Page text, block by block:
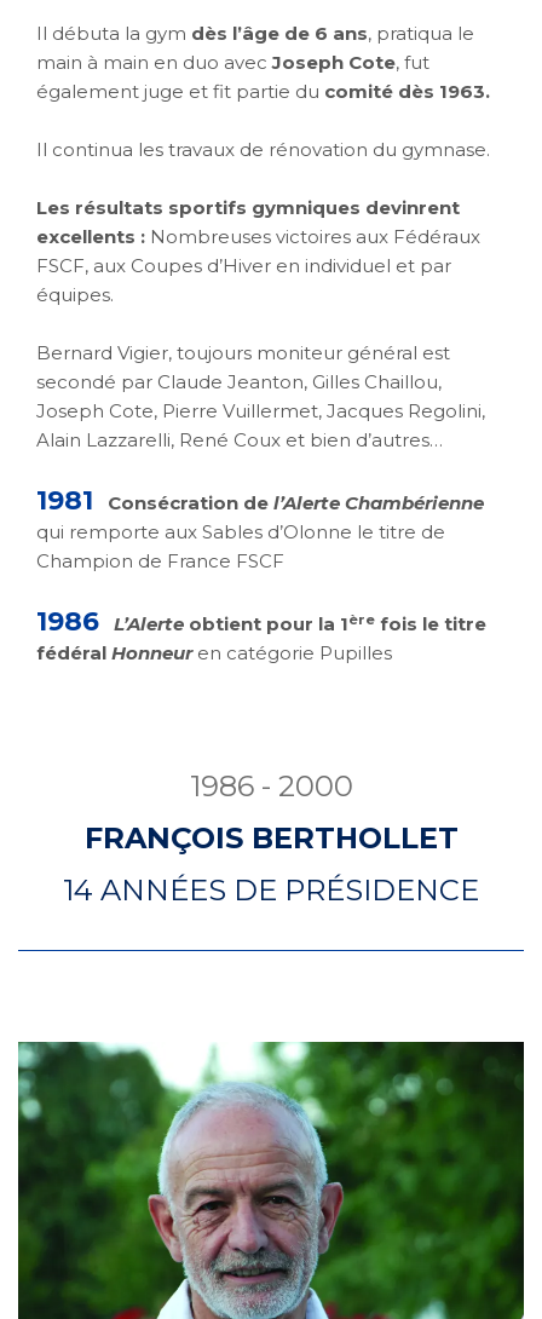
Il débuta la gym dès l’âge de 6 ans, pratiqua le
main à main en duo avecJoseph Cote, fut
également juge et fit partie du comité dès 1963.
Il continua les travaux de rénovation du gymnase.
Les résultats sportifs gymniques devinrent
excellents : Nombreuses victoires aux Fédéraux
FSCF, aux Coupes d’Hiver en individuel et par
équipes.
Bernard Vigier, toujours moniteur général est
secondé par Claude Jeanton, Gilles Chaillou,
Joseph Cote, Pierre Vuillermet, Jacques Regolini,
Alain Lazzarelli, René Coux et bien d’autres…
1981 Consécration de l’Alerte Chambérienne
qui remporte aux Sables d’Olonne le titre de
Champion de France FSCF
1986 L’Alerte obtient pour la 1ère fois le titre
fédéral Honneuren catégorie Pupilles
1986 - 2000
FRANÇOIS BERTHOLLET
14 ANNÉES DE PRÉSIDENCE